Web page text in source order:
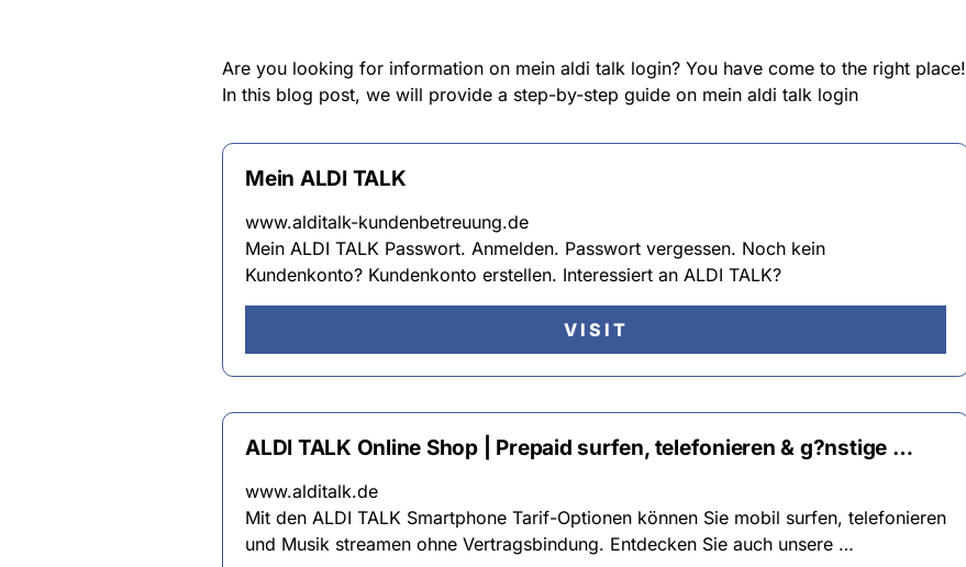
Are you looking for information on mein aldi talk login? You have come to the right place!
In this blog post, we will provide a step-by-step guide on mein aldi talk login
Mein ALDI TALK
www.alditalk-kundenbetreuung.de
Mein ALDI TALK Passwort. Anmelden. Passwort vergessen. Noch kein
Kundenkonto? Kundenkonto erstellen. Interessiert an ALDI TALK?
VISIT
ALDI TALK Online Shop | Prepaid surfen, telefonieren & g?nstige …
www.alditalk.de
Mit den ALDI TALK Smartphone Tarif-Optionen können Sie mobil surfen, telefonieren
und Musik streamen ohne Vertragsbindung. Entdecken Sie auch unsere …